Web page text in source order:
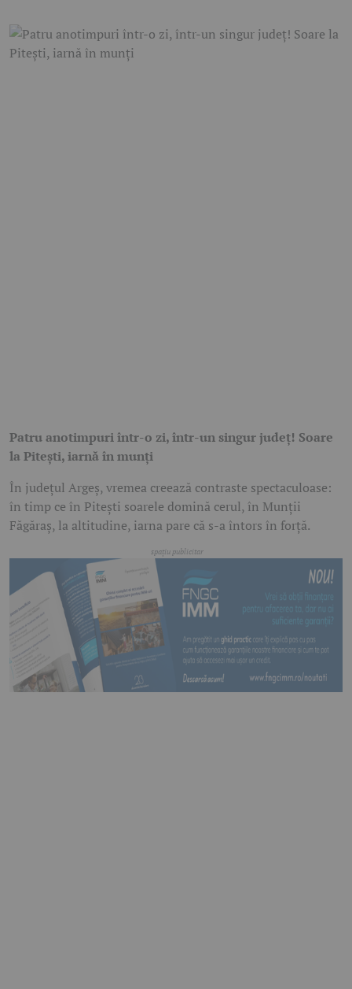
Patru anotimpuri într-o zi, într-un singur județ! Soare
la Pitești, iarnă în munți
În județul Argeș, vremea creează contraste spectaculoase:
în timp ce în Pitești soarele domină cerul, în Munții
Făgăraș, la altitudine, iarna pare că s-a întors în forță.